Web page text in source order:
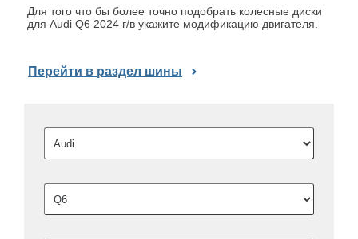
Для того что бы более точно подобрать колесные диски
для Audi Q6 2024 г/в укажите модификацию двигателя.
Перейти в раздел шины